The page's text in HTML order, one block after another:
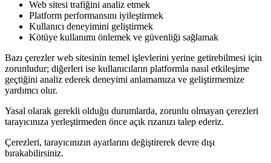
Web sitesi trafiğini analiz etmek
Platform performansını iyileştirmek
Kullanıcı deneyimini geliştirmek
Kötüye kullanımı önlemek ve güvenliği sağlamak
Bazı çerezler web sitesinin temel işlevlerini yerine getirebilmesi için
zorunludur; diğerleri ise kullanıcıların platformla nasıl etkileşime
geçtiğini analiz ederek deneyimi anlamamıza ve geliştirmemize
yardımcı olur.
Yasal olarak gerekli olduğu durumlarda, zorunlu olmayan çerezleri
tarayıcınıza yerleştirmeden önce açık rızanızı talep ederiz.
Çerezleri, tarayıcınızın ayarlarını değiştirerek devre dışı
bırakabilirsiniz.